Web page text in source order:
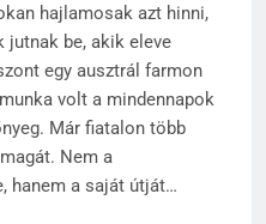
hajlamosak azt hinni,
jutnak be, akik eleve
egy ausztrál farmon
volt a mindennapok
Már fiatalon több
Nem a
hanem a saját útját…